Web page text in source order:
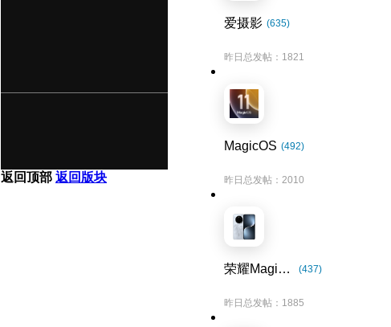
爱摄影 (635)
昨日总发帖：1821
MagicOS (492)
昨日总发帖：2010
荣耀Magic7系列 (437)
昨日总发帖：1885
返回顶部 返回版块